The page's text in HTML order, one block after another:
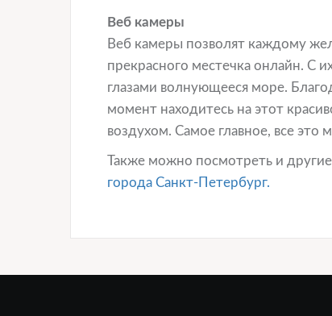
Веб камеры
Веб камеры позволят каждому
прекрасного местечка онлайн. С
глазами волнующееся море.
момент находитесь на этот
воздухом. Самое главное, все
Также можно посмотреть и
города Санкт-Петербург.